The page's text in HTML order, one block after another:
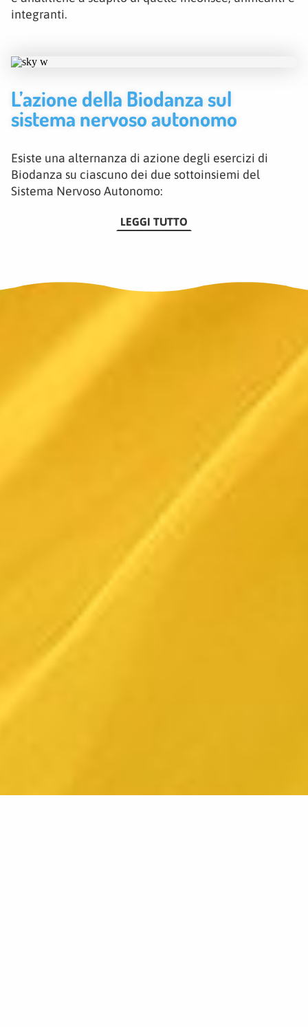
integranti.
L’azione della Biodanza sul
sistema nervoso autonomo
Esiste una alternanza di azione degli esercizi di
Biodanza su ciascuno dei due sottoinsiemi del
Sistema Nervoso Autonomo:
LEGGI TUTTO